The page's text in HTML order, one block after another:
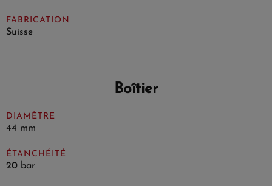
FABRICATION
Suisse
Boîtier
DIAMÈTRE
44 mm
ÉTANCHÉITÉ
20 bar